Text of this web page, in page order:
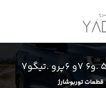
قطعات توربوشارژ